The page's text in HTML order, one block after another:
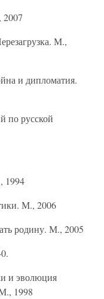
М.,
и дипломатия.
по русской
1994
М., 2006
родину. М., 2005
и эволюция
1998